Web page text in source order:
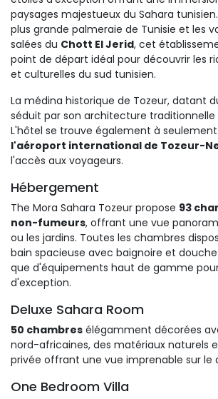
paysages majestueux du Sahara
plus grande palmeraie de Tunisie et les
salées du Chott El Jerid, cet
point de départ idéal pour découvrir les
et culturelles du sud tunisien.
La médina historique de Tozeur, datant
séduit par son architecture traditionnelle
L'hôtel se trouve également à seulement
l'aéroport international de Tozeur-
l'accès aux voyageurs.
Hébergement
The Mora Sahara Tozeur propose 93
non-fumeurs, offrant une vue
ou les jardins. Toutes les chambres
bain spacieuse avec baignoire et
que d'équipements haut de gamme
d'exception.
Deluxe Sahara Room
50 chambres élégamment décorées
nord-africaines, des matériaux naturels
privée offrant une vue imprenable sur le
One Bedroom Villa